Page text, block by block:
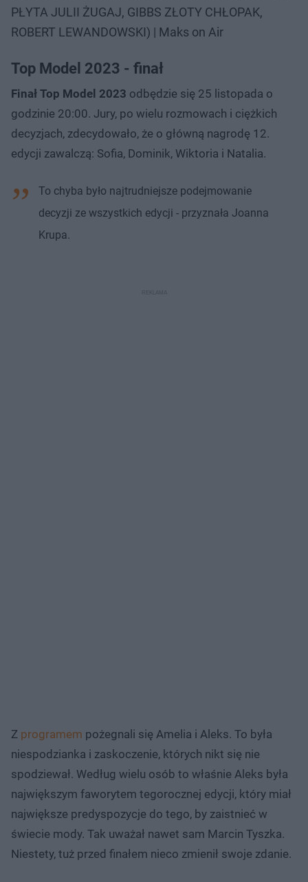
PŁYTA JULII ŻUGAJ, GIBBS ZŁOTY CHŁOPAK,
ROBERT LEWANDOWSKI) | Maks on Air
Top Model 2023 - finał
Finał Top Model 2023 odbędzie się 25 listopada o
godzinie 20:00. Jury, po wielu rozmowach i ciężkich
decyzjach, zdecydowało, że o główną nagrodę 12.
edycji zawalczą: Sofia, Dominik, Wiktoria i Natalia.
To chyba było najtrudniejsze podejmowanie
decyzji ze wszystkich edycji - przyznała Joanna
Krupa.
Z programem pożegnali się Amelia i Aleks. To była
niespodzianka i zaskoczenie, których nikt się nie
spodziewał. Według wielu osób to właśnie Aleks była
największym faworytem tegorocznej edycji, który miał
największe predyspozycje do tego, by zaistnieć w
świecie mody. Tak uważał nawet sam Marcin Tyszka.
Niestety, tuż przed finałem nieco zmienił swoje zdanie.